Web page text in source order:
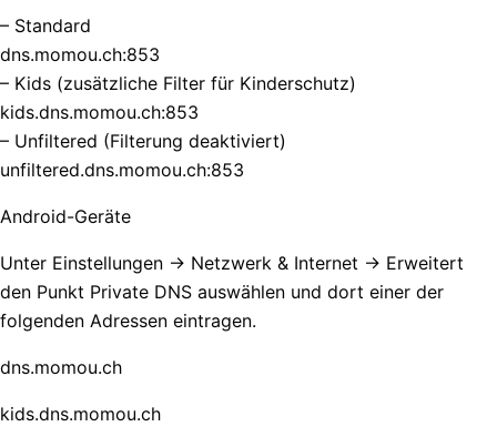
– Standard
dns.momou.ch:853
– Kids (zusätzliche Filter für Kinderschutz)
kids.dns.momou.ch:853
– Unfiltered (Filterung deaktiviert)
unfiltered.dns.momou.ch:853
Android-Geräte
Unter Einstellungen -> Netzwerk & Internet -> Erweitert
den Punkt Private DNS auswählen und dort einer der
folgenden Adressen eintragen.
dns.momou.ch
kids.dns.momou.ch